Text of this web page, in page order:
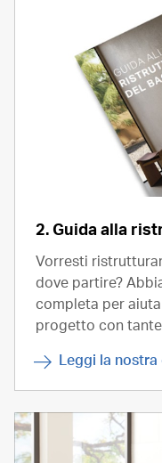
2. Guida alla
Vorresti
dove partire?
completa per
progetto con
Leggi la nostra